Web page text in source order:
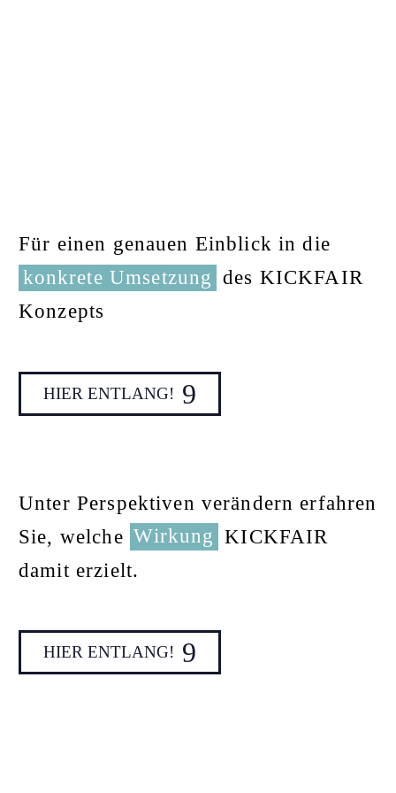
Für einen genauen Einblick in die
konkrete Umsetzung des KICKFAIR
Konzepts
HIER ENTLANG! 9
Unter Perspektiven verändern erfahren
Sie, welche Wirkung KICKFAIR
damit erzielt.
HIER ENTLANG! 9